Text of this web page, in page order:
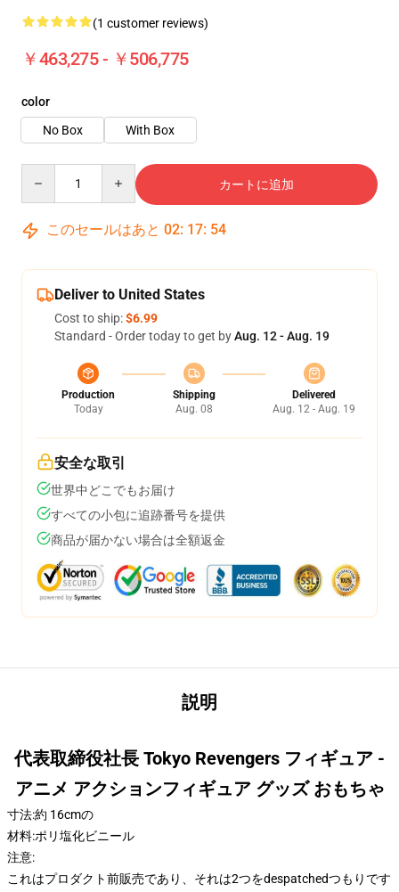
(1 customer reviews)
￥463,275 - ￥506,775
color
No Box
With Box
カートに追加
このセールはあと 02: 17: 53
Deliver to United States
Cost to ship:$6.99
Standard - Order today to get byAug. 12 - Aug. 19
Production
Today
Shipping
Aug. 08
Delivered
Aug. 12 - Aug. 19
安全な取引
世界中どこでもお届け
すべての小包に追跡番号を提供
商品が届かない場合は全額返金
説明
代表取締役社長 Tokyo Revengers フィギュア -
アニメ アクションフィギュア グッズ おもちゃ
寸法:約 16cmの
材料:ポリ塩化ビニール
注意:
これはプロダクト前販売であり、それは2つをdespatchedつもりです